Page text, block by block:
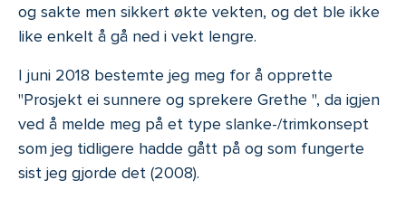
og sakte men sikkert økte vekten, og det ble ikke
like enkelt å gå ned i vekt lengre.
I juni 2018 bestemte jeg meg for å opprette
"Prosjekt ei sunnere og sprekere Grethe ", da igjen
ved å melde meg på et type slanke-/trimkonsept
som jeg tidligere hadde gått på og som fungerte
sist jeg gjorde det (2008).